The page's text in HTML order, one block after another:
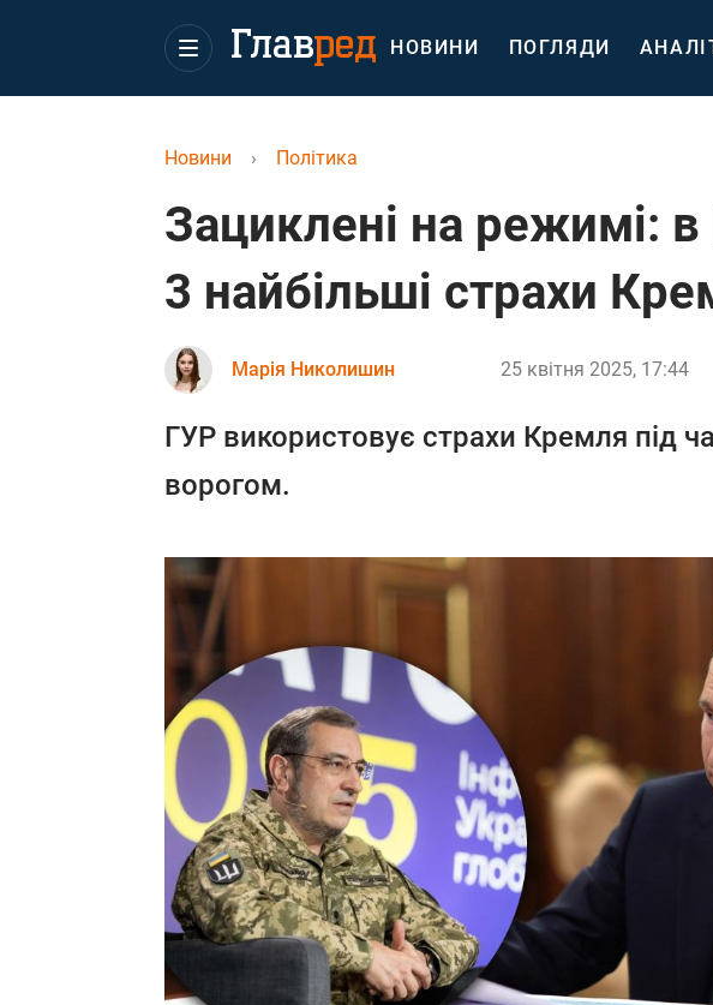
НОВИНИ ПОГЛЯДИ
Новини › Політика
Зациклені на режимі:
3 найбільші страхи
Марія Николишин 25 квітня 2025, 17:44
ГУР використовує страхи Кремля під
ворогом.